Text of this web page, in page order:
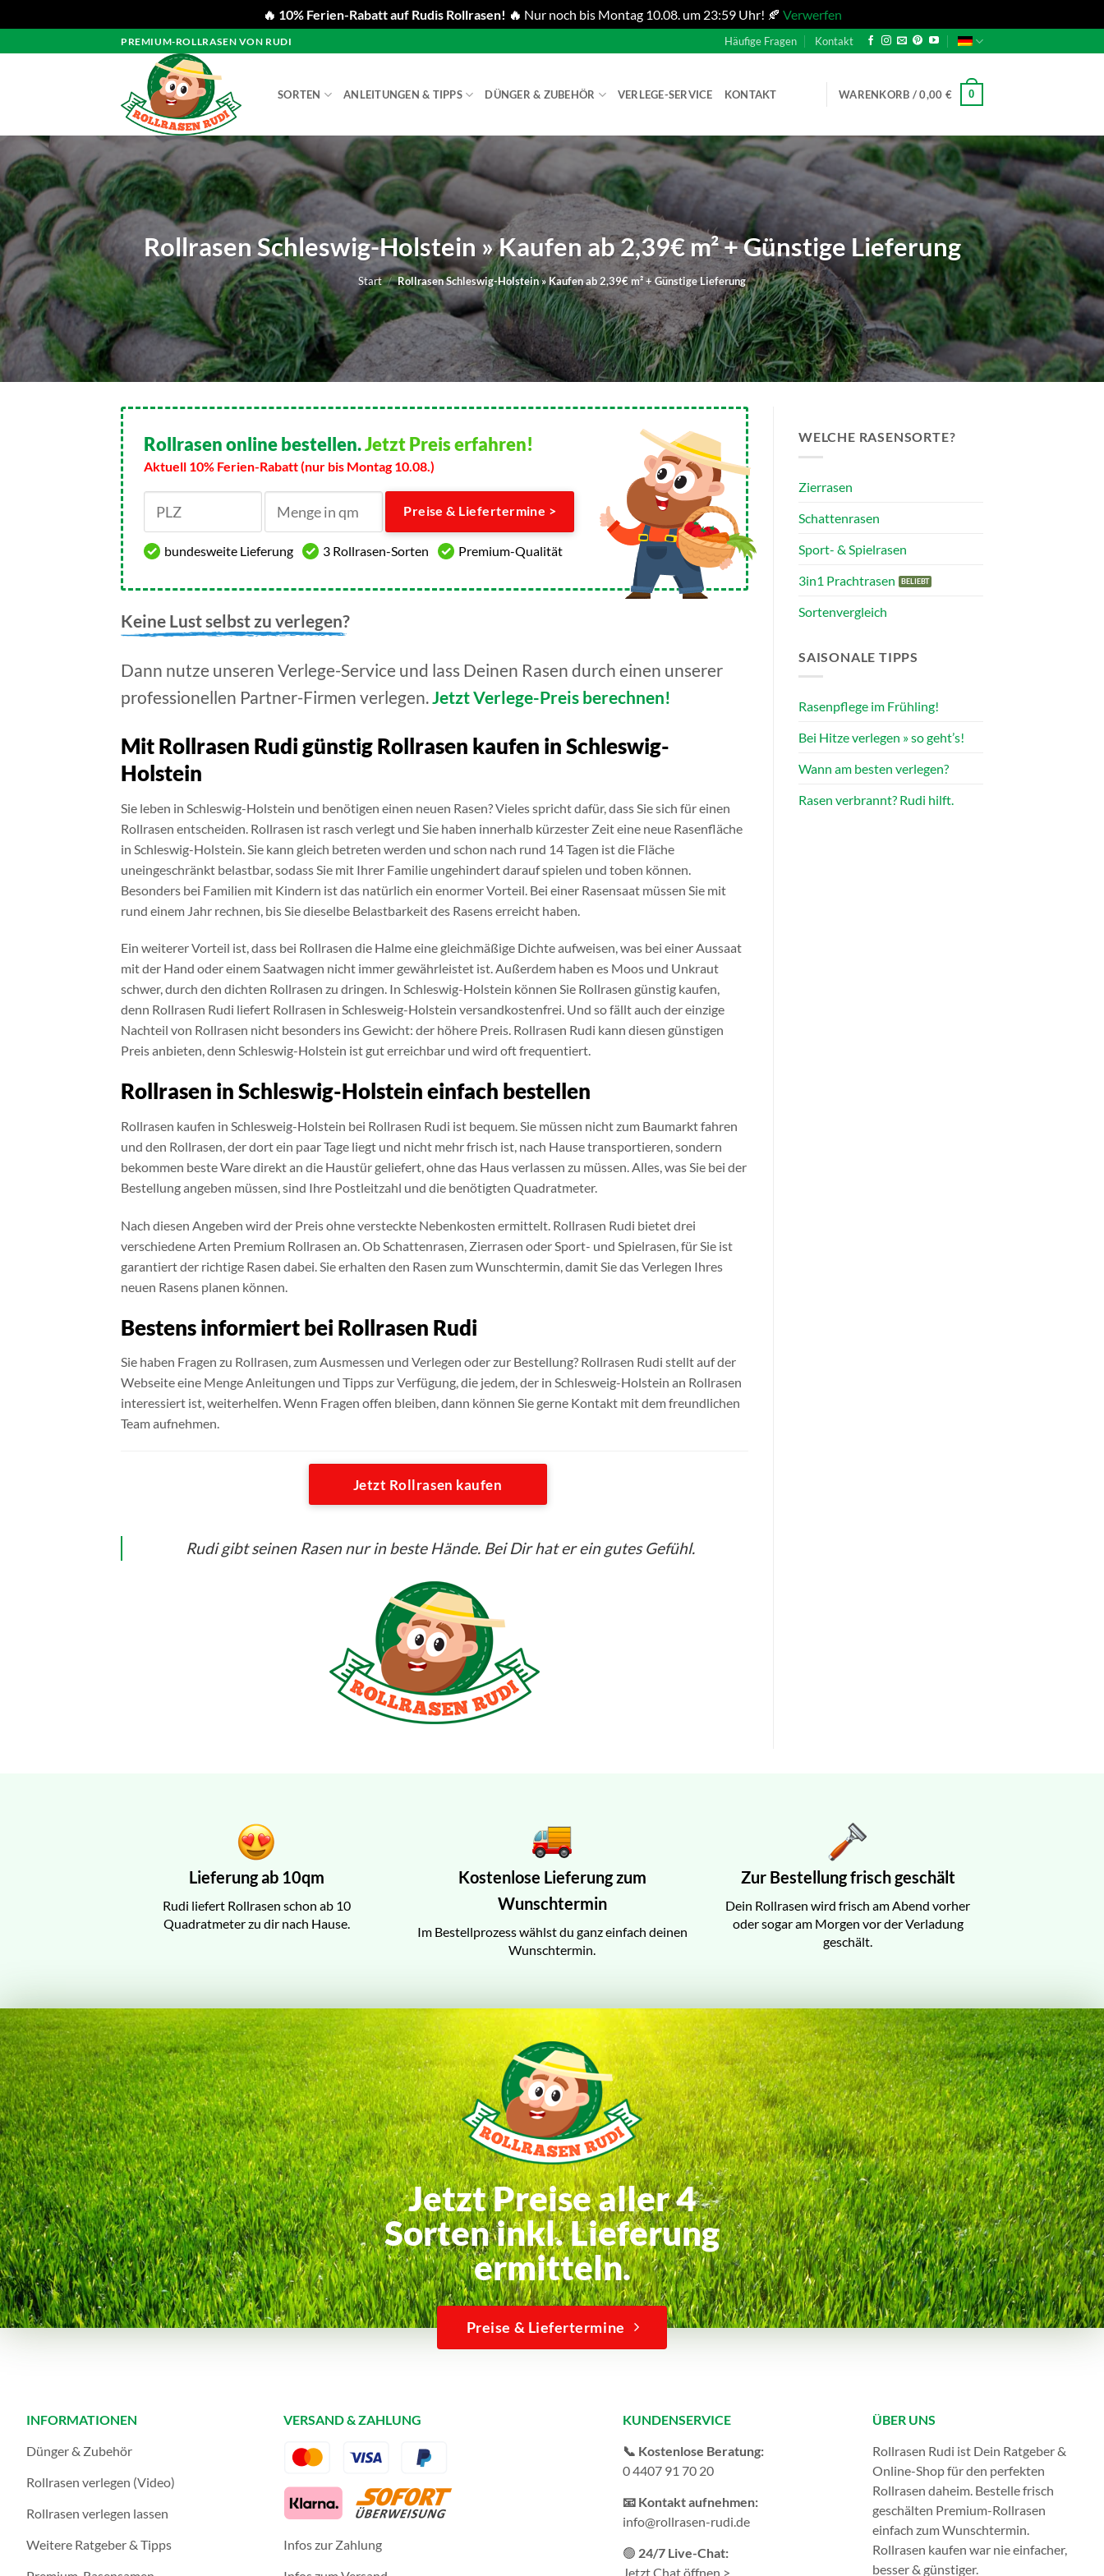
🔥 10% Ferien-Rabatt auf Rudis Rollrasen! 🔥 Nur noch bis Montag 10.08. um 23:59 Uhr! 🍂 Verwerfen
Inhalt
PREMIUM-ROLLRASEN VON RUDI Häufige Fragen Kontakt
SORTEN ANLEITUNGEN & TIPPS DÜNGER & ZUBEHÖR VERLEGE-SERVICE KONTAKT WARENKORB /0,00 € 0
Rollrasen Schleswig-Holstein » Kaufen ab 2,39€ m² + Günstige Lieferung
Start / Rollrasen Schleswig-Holstein » Kaufen ab 2,39€ m² + Günstige Lieferung
Rollrasen online bestellen.Jetzt Preis erfahren!
Aktuell 10% Ferien-Rabatt (nur bis Montag 10.08.)
Preise & Liefertermine >
bundesweite Lieferung 3 Rollrasen-Sorten Premium-Qualität
Keine Lust selbst zu verlegen?
Dann nutze unseren Verlege-Service und lass Deinen Rasen durch einen unserer
professionellen Partner-Firmen verlegen. Jetzt Verlege-Preis berechnen!
Mit Rollrasen Rudi günstig Rollrasen kaufen in Schleswig-
Holstein
Sie leben in Schleswig-Holstein und benötigen einen neuen Rasen? Vieles spricht dafür, dass Sie sich für einen
Rollrasen entscheiden. Rollrasen ist rasch verlegt und Sie haben innerhalb kürzester Zeit eine neue Rasenfläche
in Schleswig-Holstein. Sie kann gleich betreten werden und schon nach rund 14 Tagen ist die Fläche
uneingeschränkt belastbar, sodass Sie mit Ihrer Familie ungehindert darauf spielen und toben können.
Besonders bei Familien mit Kindern ist das natürlich ein enormer Vorteil. Bei einer Rasensaat müssen Sie mit
rund einem Jahr rechnen, bis Sie dieselbe Belastbarkeit des Rasens erreicht haben.
Ein weiterer Vorteil ist, dass bei Rollrasen die Halme eine gleichmäßige Dichte aufweisen, was bei einer Aussaat
mit der Hand oder einem Saatwagen nicht immer gewährleistet ist. Außerdem haben es Moos und Unkraut
schwer, durch den dichten Rollrasen zu dringen. In Schleswig-Holstein können Sie Rollrasen günstig kaufen,
denn Rollrasen Rudi liefert Rollrasen in Schlesweig-Holstein versandkostenfrei. Und so fällt auch der einzige
Nachteil von Rollrasen nicht besonders ins Gewicht: der höhere Preis. Rollrasen Rudi kann diesen günstigen
Preis anbieten, denn Schleswig-Holstein ist gut erreichbar und wird oft frequentiert.
Rollrasen in Schleswig-Holstein einfach bestellen
Rollrasen kaufen in Schlesweig-Holstein bei Rollrasen Rudi ist bequem. Sie müssen nicht zum Baumarkt fahren
und den Rollrasen, der dort ein paar Tage liegt und nicht mehr frisch ist, nach Hause transportieren, sondern
bekommen beste Ware direkt an die Haustür geliefert, ohne das Haus verlassen zu müssen. Alles, was Sie bei der
Bestellung angeben müssen, sind Ihre Postleitzahl und die benötigten Quadratmeter.
Nach diesen Angeben wird der Preis ohne versteckte Nebenkosten ermittelt. Rollrasen Rudi bietet drei
verschiedene Arten Premium Rollrasen an. Ob Schattenrasen, Zierrasen oder Sport- und Spielrasen, für Sie ist
garantiert der richtige Rasen dabei. Sie erhalten den Rasen zum Wunschtermin, damit Sie das Verlegen Ihres
neuen Rasens planen können.
Bestens informiert bei Rollrasen Rudi
Sie haben Fragen zu Rollrasen, zum Ausmessen und Verlegen oder zur Bestellung? Rollrasen Rudi stellt auf der
Webseite eine Menge Anleitungen und Tipps zur Verfügung, die jedem, der in Schlesweig-Holstein an Rollrasen
interessiert ist, weiterhelfen. Wenn Fragen offen bleiben, dann können Sie gerne Kontakt mit dem freundlichen
Team aufnehmen.
Jetzt Rollrasen kaufen
Rudi gibt seinen Rasen nur in beste Hände. Bei Dir hat er ein gutes Gefühl.
WELCHE RASENSORTE?
Zierrasen
Schattenrasen
Sport- & Spielrasen
3in1 Prachtrasen
Sortenvergleich
SAISONALE TIPPS
Rasenpflege im Frühling!
Bei Hitze verlegen » so geht’s!
Wann am besten verlegen?
Rasen verbrannt? Rudi hilft.
Lieferung ab 10qm
Rudi liefert Rollrasen schon ab 10
Quadratmeter zu dir nach Hause.
Kostenlose Lieferung zum
Wunschtermin
Im Bestellprozess wählst du ganz einfach deinen
Wunschtermin.
Zur Bestellung frisch geschält
Dein Rollrasen wird frisch am Abend vorher
oder sogar am Morgen vor der Verladung
geschält.
Jetzt Preise aller 4
Sorten inkl. Lieferung
ermitteln.
Preise & Liefertermine
INFORMATIONEN
Dünger & Zubehör
Rollrasen verlegen (Video)
Rollrasen verlegen lassen
Weitere Ratgeber & Tipps
VERSAND & ZAHLUNG
Infos zur Zahlung
KUNDENSERVICE
📞 Kostenlose Beratung:
0 4407 91 70 20
📧 Kontakt aufnehmen:
info@rollrasen-rudi.de
🟢 24/7 Live-Chat:
Jetzt Chat öffnen >
ÜBER UNS
Rollrasen Rudi ist Dein Ratgeber &
Online-Shop für den perfekten
Rollrasen daheim. Bestelle frisch
geschälten Premium-Rollrasen
einfach zum Wunschtermin.
Rollrasen kaufen war nie einfacher,
besser & günstiger.